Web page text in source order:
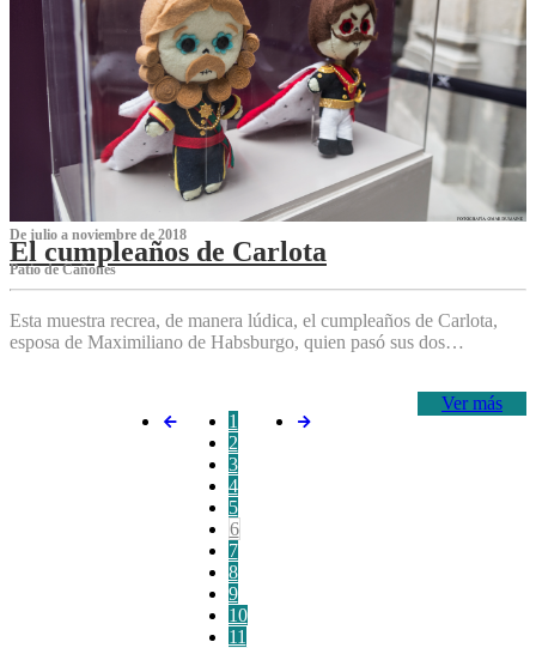
De julio a noviembre de 2018
El cumpleaños de Carlota
Patio de Cañones
Esta muestra recrea, de manera lúdica, el cumpleaños de Carlota,
esposa de Maximiliano de Habsburgo, quien pasó sus dos…
Ver más
1
2
3
4
5
6
7
8
9
10
11